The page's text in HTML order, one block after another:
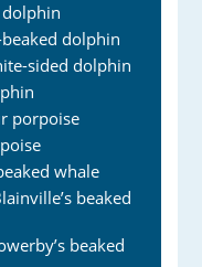
dolphin
dolphin
sided dolphin
porpoise
whale
beaked
beaked